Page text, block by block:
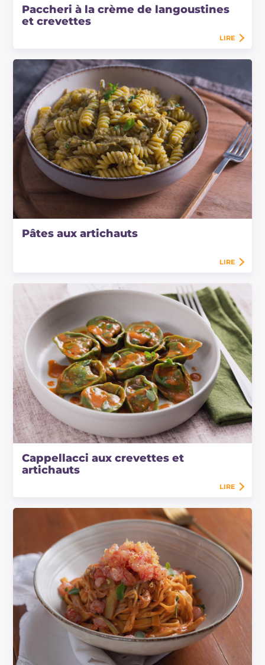
Paccheri à la crème de langoustines
et crevettes
LIRE
Pâtes aux artichauts
LIRE
Cappellacci aux crevettes et
artichauts
LIRE